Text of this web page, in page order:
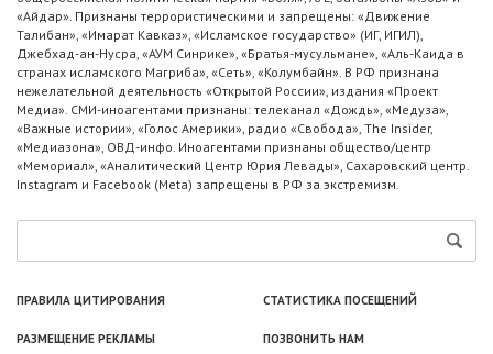
«Айдар». Признаны террористическими и запрещены: «Движение
Талибан», «Имарат Кавказ», «Исламское государство» (ИГ, ИГИЛ),
Джебхад-ан-Нусра, «АУМ Синрике», «Братья-мусульмане», «Аль-Каида в
странах исламского Магриба», «Сеть», «Колумбайн». В РФ признана
нежелательной деятельность «Открытой России», издания «Проект
Медиа». СМИ-иноагентами признаны: телеканал «Дождь», «Медуза»,
«Важные истории», «Голос Америки», радио «Свобода», The Insider,
«Медиазона», ОВД-инфо. Иноагентами признаны общество/центр
«Мемориал», «Аналитический Центр Юрия Левады», Сахаровский центр.
Instagram и Facebook (Metа) запрещены в РФ за экстремизм.
ПРАВИЛА ЦИТИРОВАНИЯ СТАТИСТИКА ПОСЕЩЕНИЙ
РАЗМЕЩЕНИЕ РЕКЛАМЫ ПОЗВОНИТЬ НАМ